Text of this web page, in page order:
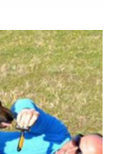
Ampliar